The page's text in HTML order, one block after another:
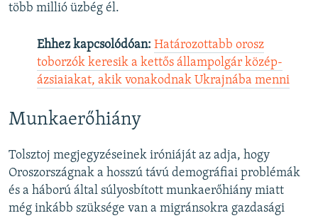
több millió üzbég él.
Ehhez kapcsolódóan: Határozottabb orosz
toborzók keresik a kettős állampolgár közép-
ázsiaiakat, akik vonakodnak Ukrajnába menni
Munkaerőhiány
Tolsztoj megjegyzéseinek iróniáját az adja, hogy
Oroszországnak a hosszú távú demográfiai problémák
és a háború által súlyosbított munkaerőhiány miatt
még inkább szüksége van a migránsokra gazdasági